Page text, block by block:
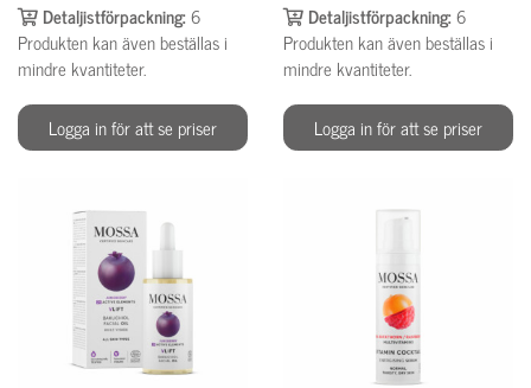
Detaljistförpackning:6
Produkten kan även beställas i
mindre kvantiteter.
Logga in för att se priser
Detaljistförpackning:6
Produkten kan även beställas i
mindre kvantiteter.
Logga in för att se priser